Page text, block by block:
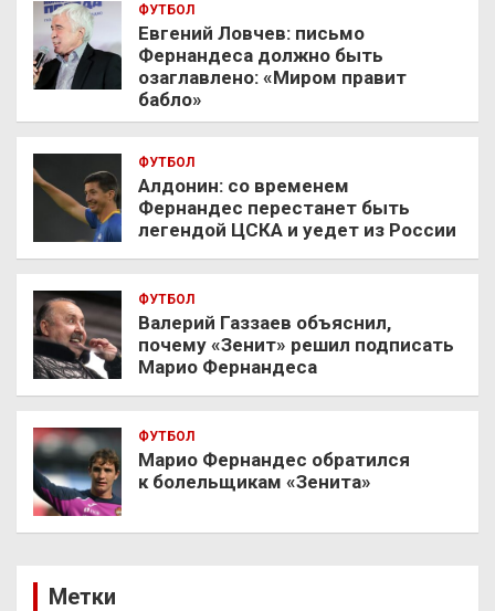
ФУТБОЛ
Евгений Ловчев: письмо
Фернандеса должно быть
озаглавлено: «Миром правит
бабло»
ФУТБОЛ
Алдонин: со временем
Фернандес перестанет быть
легендой ЦСКА и уедет из России
ФУТБОЛ
Валерий Газзаев объяснил,
почему «Зенит» решил подписать
Марио Фернандеса
ФУТБОЛ
Марио Фернандес обратился
к болельщикам «Зенита»
Метки